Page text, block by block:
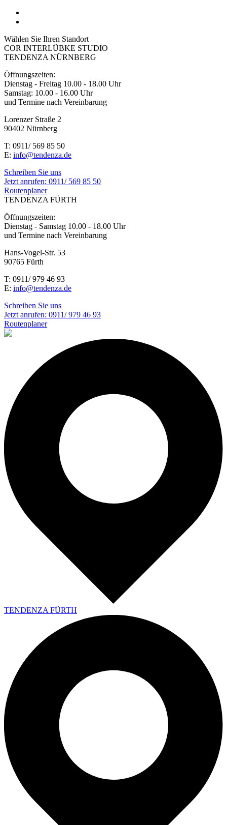
Wählen Sie Ihren Standort
COR INTERLÜBKE STUDIO
TENDENZA NÜRNBERG
Öffnungszeiten:
Dienstag - Freitag 10.00 - 18.00 Uhr
Samstag: 10.00 - 16.00 Uhr
und Termine nach Vereinbarung
Lorenzer Straße 2
90402 Nürnberg
T: 0911/ 569 85 50
E: info@tendenza.de
Schreiben Sie uns
Jetzt anrufen: 0911/ 569 85 50
Routenplaner
TENDENZA FÜRTH
Öffnungszeiten:
Dienstag - Samstag 10.00 - 18.00 Uhr
und Termine nach Vereinbarung
Hans-Vogel-Str. 53
90765 Fürth
T: 0911/ 979 46 93
E: info@tendenza.de
Schreiben Sie uns
Jetzt anrufen: 0911/ 979 46 93
Routenplaner
TENDENZA FÜRTH